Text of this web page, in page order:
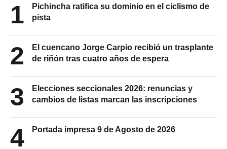
1
Pichincha ratifica su dominio en el ciclismo de
pista
2
El cuencano Jorge Carpio recibió un trasplante
de riñón tras cuatro años de espera
3
Elecciones seccionales 2026: renuncias y
cambios de listas marcan las inscripciones
4 Portada impresa 9 de Agosto de 2026